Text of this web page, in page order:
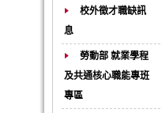
校外徵才職缺訊
息
勞動部 就業學程
及共通核心職能專班
專區